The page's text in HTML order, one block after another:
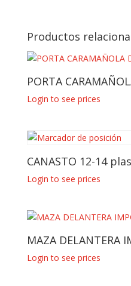
Productos
PORTA
Login to see prices
CANASTO 12-14
Login to see prices
MAZA DELANTERA
Login to see prices